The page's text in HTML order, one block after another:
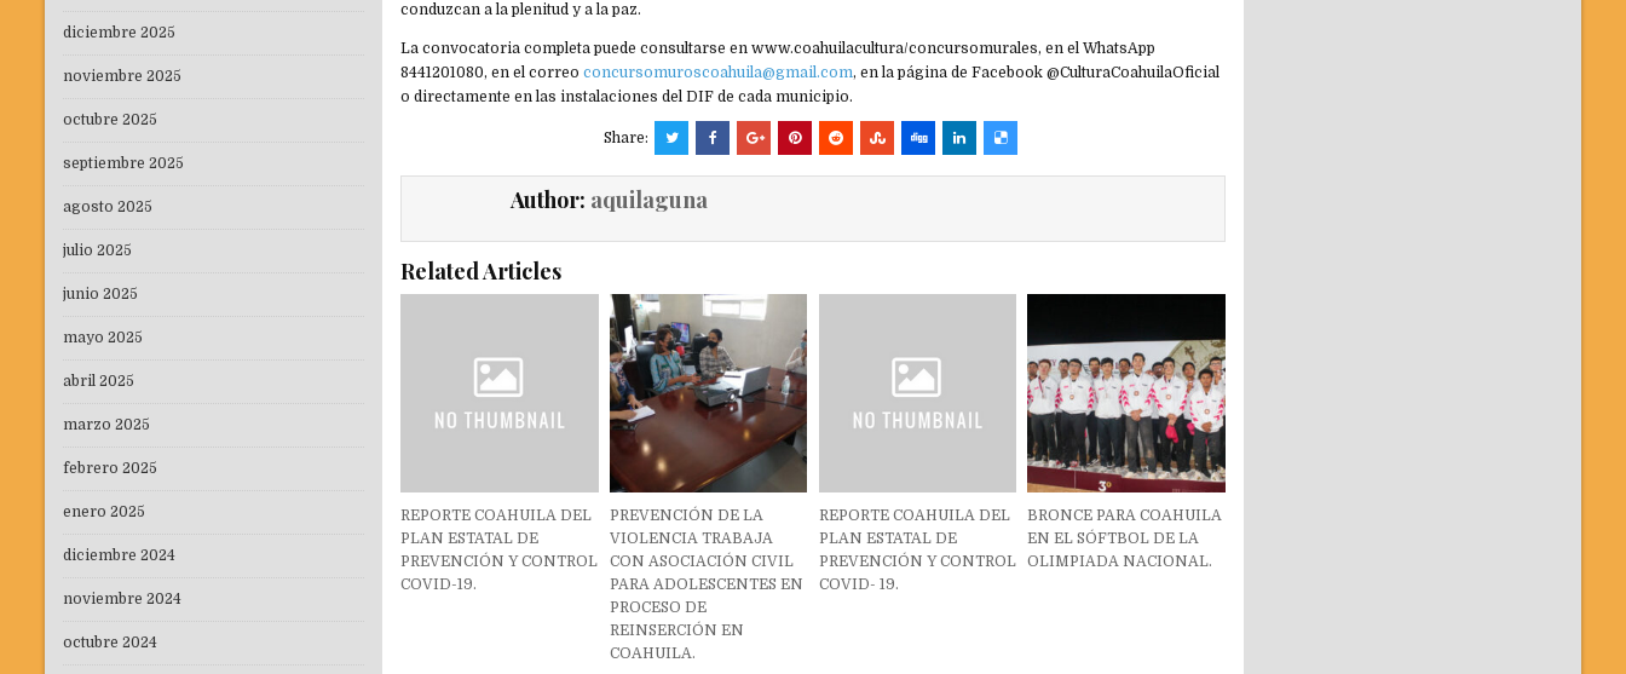
conduzcan a la plenitud y a la paz.
La convocatoria completa puede consultarse en www.coahuilacultura/concursomurales, en el WhatsApp
8441201080, en el correoconcursomuroscoahuila@gmail.com, en la página de Facebook @CulturaCoahuilaOficial
o directamente en las instalaciones del DIF de cada municipio.
Share:
Author: aquilaguna
Related Articles
REPORTE COAHUILA DEL
PLAN ESTATAL DE
PREVENCIÓN Y CONTROL
COVID-19.
PREVENCIÓN DE LA
VIOLENCIA TRABAJA
CON ASOCIACIÓN CIVIL
PARA ADOLESCENTES EN
PROCESO DE
REINSERCIÓN EN
COAHUILA.
REPORTE COAHUILA DEL
PLAN ESTATAL DE
PREVENCIÓN Y CONTROL
COVID- 19.
BRONCE PARA COAHUILA
EN EL SÓFTBOL DE LA
OLIMPIADA NACIONAL.
diciembre 2025
noviembre 2025
octubre 2025
septiembre 2025
agosto 2025
julio 2025
junio 2025
mayo 2025
abril 2025
marzo 2025
febrero 2025
enero 2025
diciembre 2024
noviembre 2024
octubre 2024